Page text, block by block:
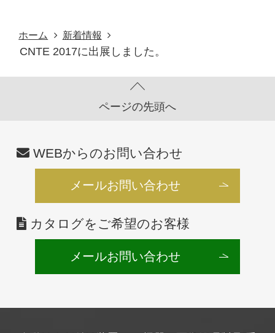
ホーム 新着情報
CNTE 2017に出展しました。
ページの先頭へ
WEBからのお問い合わせ
メールお問い合わせ
カタログをご希望のお客様
メールお問い合わせ